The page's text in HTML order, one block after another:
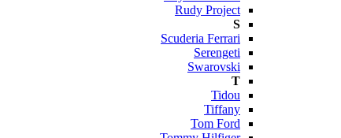
Rudy Project
S
Scuderia Ferrari
Serengeti
Swarovski
T
Tidou
Tiffany
Tom Ford